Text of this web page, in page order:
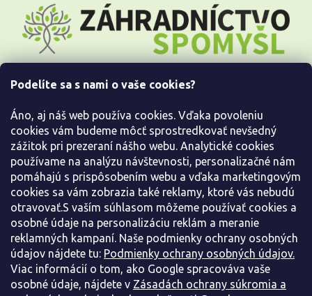
Podelíte sa s nami o vaše cookies?
Áno, aj náš web používa cookies. Vďaka povoleniu
cookies vám budeme môcť sprostredkovať nevšedný
zážitok pri prezeraní nášho webu. Analytické cookies
používame na analýzu návštevnosti, personalizačné nám
pomáhajú s prispôsobením webu a vďaka marketingovým
cookies sa vám zobrazia také reklamy, ktoré vás nebudú
otravovať.S vaším súhlasom môžeme používať cookies a
osobné údaje na personalizáciu reklám a meranie
reklamných kampaní. Naše podmienky ochrany osobných
údajov nájdete tu: Podmienky ochrany osobných údajov.
Viac informácií o tom, ako Google spracováva vaše
osobné údaje, nájdete v Zásadách ochrany súkromia a
t
Informácie pre Vás
Kontaktujte nás